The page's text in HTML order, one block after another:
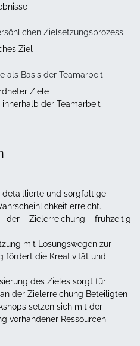
Zielsetzungsprozess
Ziel
als Basis der Teamarbeit
Ziele
der Teamarbeit
detaillierte und sorgfältige
erreicht.
der Zielerreichung frühzeitig
mit Lösungswegen zur
fördert die Kreativität und
des Zieles sorgt für
der Zielerreichung Beteiligten
setzen sich mit der
vorhandener Ressourcen